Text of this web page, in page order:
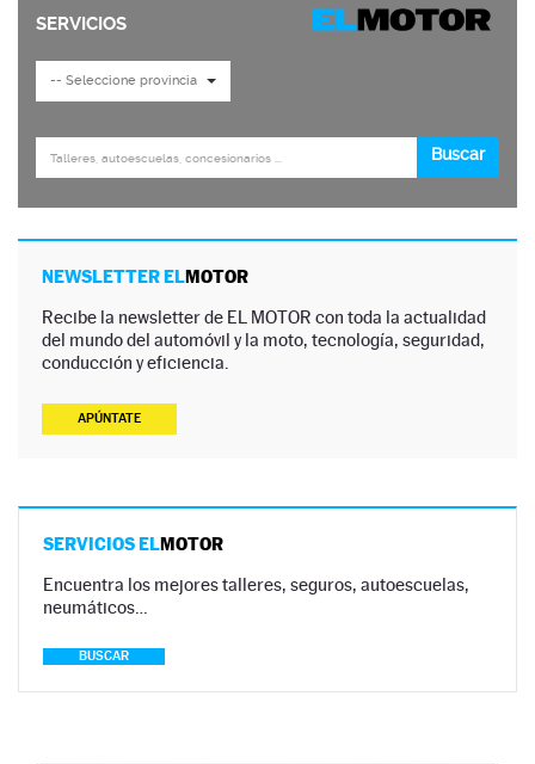
NEWSLETTER ELMOTOR
Recibe la newsletter de EL MOTOR con toda la actualidad
del mundo del automóvil y la moto, tecnología, seguridad,
conducción y eficiencia.
APÚNTATE
SERVICIOS ELMOTOR
Encuentra los mejores talleres, seguros, autoescuelas,
neumáticos…
BUSCAR